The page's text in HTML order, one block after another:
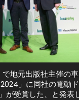
で地元出版社主催の
」に同社の電動
が受賞した、と発表